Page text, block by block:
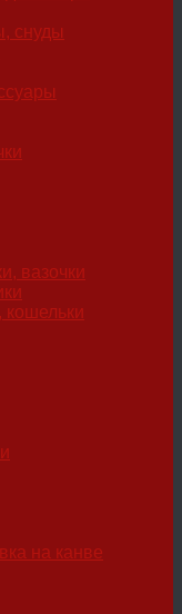
снуды
вазочки
кошельки
на канве